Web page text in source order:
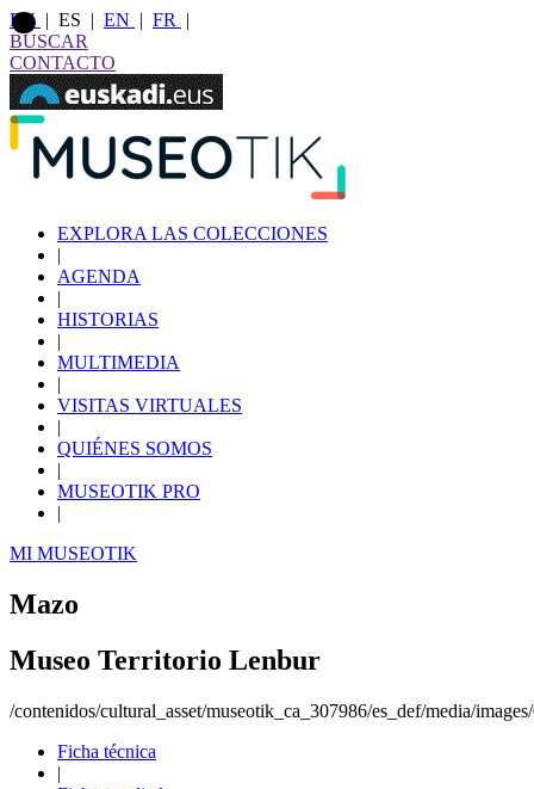
EU | ES | EN | FR
|
BUSCAR
CONTACTO
EXPLORA LAS COLECCIONES
|
AGENDA
|
HISTORIAS
|
MULTIMEDIA
|
VISITAS VIRTUALES
|
QUIÉNES SOMOS
|
MUSEOTIK PRO
|
MI MUSEOTIK
Mazo
Museo Territorio Lenbur
/contenidos/cultural_asset/museotik_ca_307986/es_def/media/
Ficha técnica
|